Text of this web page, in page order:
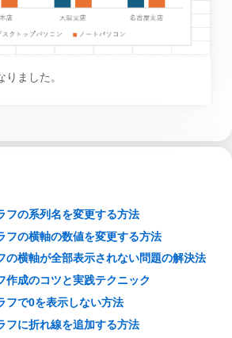
ました。
フの系列名を変更する方法
フの横軸の数値を変更する方法
の横軸が全部表示されない問題の解決法
作成のコツと実践テクニック
フで0を表示しない方法
フに折れ線を追加する方法